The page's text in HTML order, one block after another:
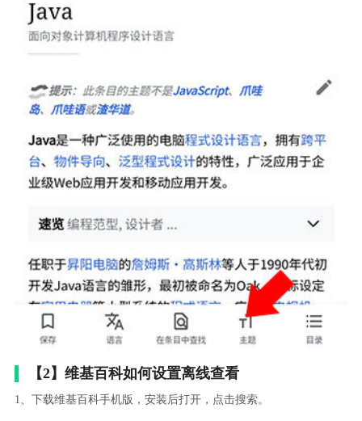
【2】维基百科如何设置离线查看
1、下载维基百科手机版，安装后打开，点击搜索。